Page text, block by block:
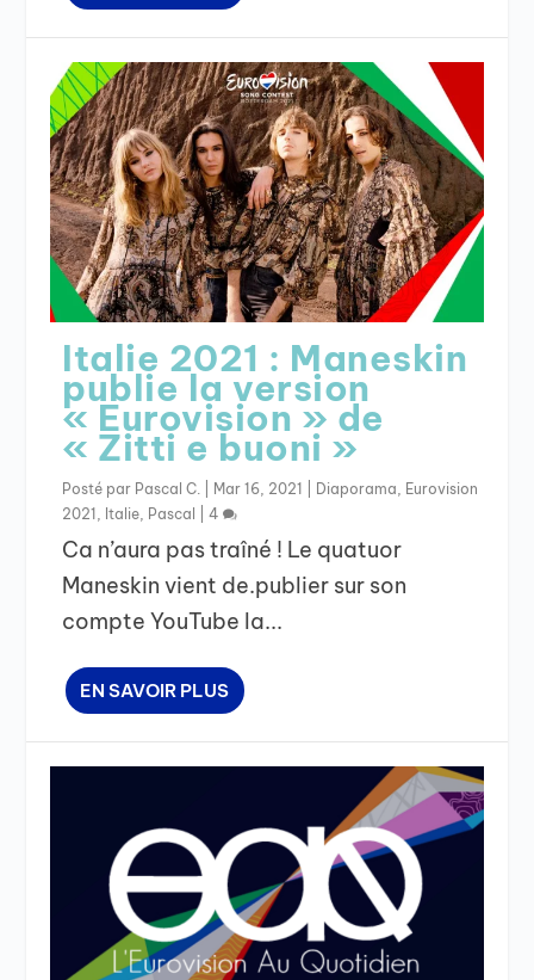
Italie 2021 : Maneskin
publie la version
« Eurovision » de
« Zitti e buoni »
Posté par Pascal C. Mar 16, 2021 Diaporama, Eurovision
2021 , Italie, Pascal |4
Ca n’aura pas traîné ! Le quatuor
Maneskin vient de.publier sur son
compte YouTube la...
EN SAVOIR PLUS